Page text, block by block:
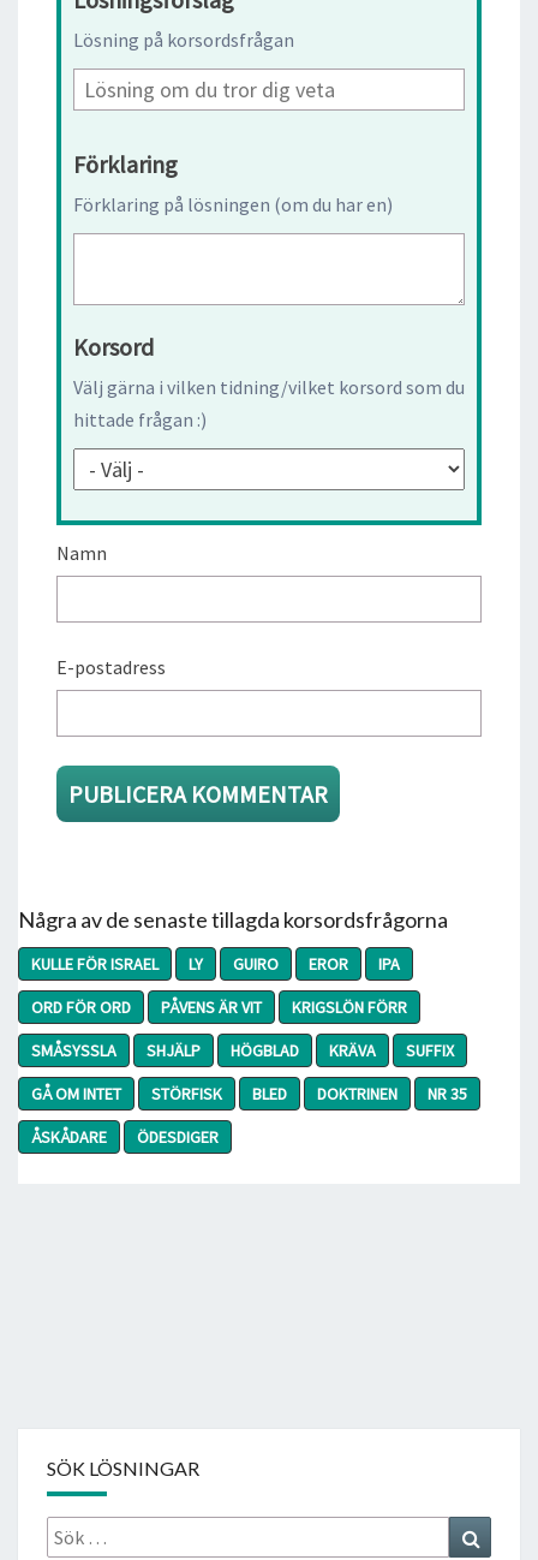
Lösning på korsordsfrågan
Förklaring
Förklaring på lösningen (om du har en)
Korsord
Välj gärna i vilken tidning/vilket korsord som du
hittade frågan :)
Namn
E-postadress
Några av de senaste tillagda korsordsfrågorna
KULLE FÖR ISRAEL LY GUIRO EROR
IPA
ORD FÖR ORD
PÅVENS ÄR VIT
KRIGSLÖN FÖRR
SMÅSYSSLA
SHJÄLP HÖGBLAD KRÄVA
SUFFIX
GÅ OM INTET
STÖRFISK BLED DOKTRINEN
NR 35
ÅSKÅDARE
ÖDESDIGER
SÖK LÖSNINGAR
Sök
efter: